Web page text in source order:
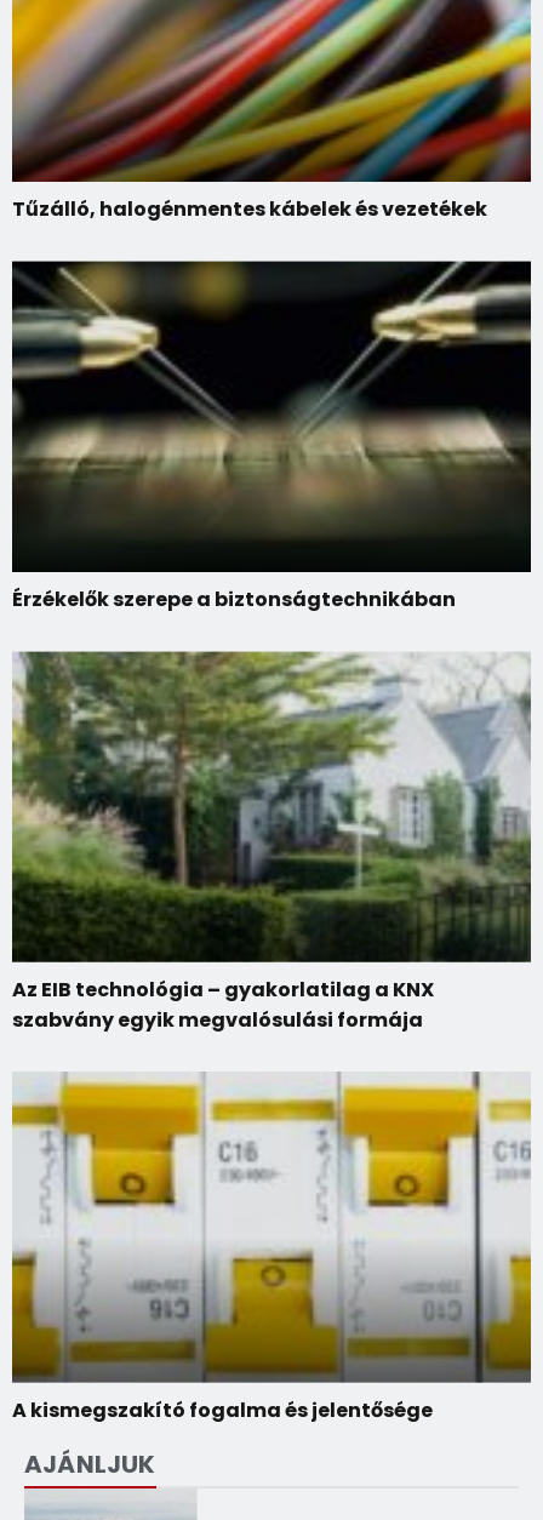
Tűzálló, halogénmentes kábelek és vezetékek
Érzékelők szerepe a biztonságtechnikában
Az EIB technológia – gyakorlatilag a KNX
szabvány egyik megvalósulási formája
A kismegszakító fogalma és jelentősége
AJÁNLJUK